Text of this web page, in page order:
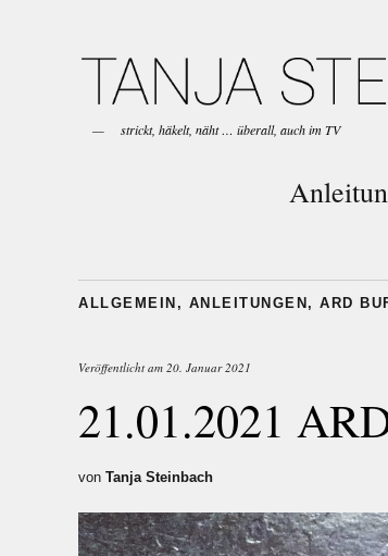
strickt, häkelt, näht … überall, auch im TV
ALLGEMEIN , ANLEITUNGEN, ARD
Veröffentlicht am 20. Januar 2021
21.01.2021
von Tanja Steinbach